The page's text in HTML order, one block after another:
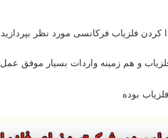
فلزیاب‌ فرکانسی مورد نظر بپردازید.
تولیدفلزیاب و هم زمینه واردات بسیار موفق عمل